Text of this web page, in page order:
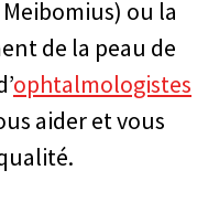
ou la
de la peau de
ophtalmologistes
aider et vous